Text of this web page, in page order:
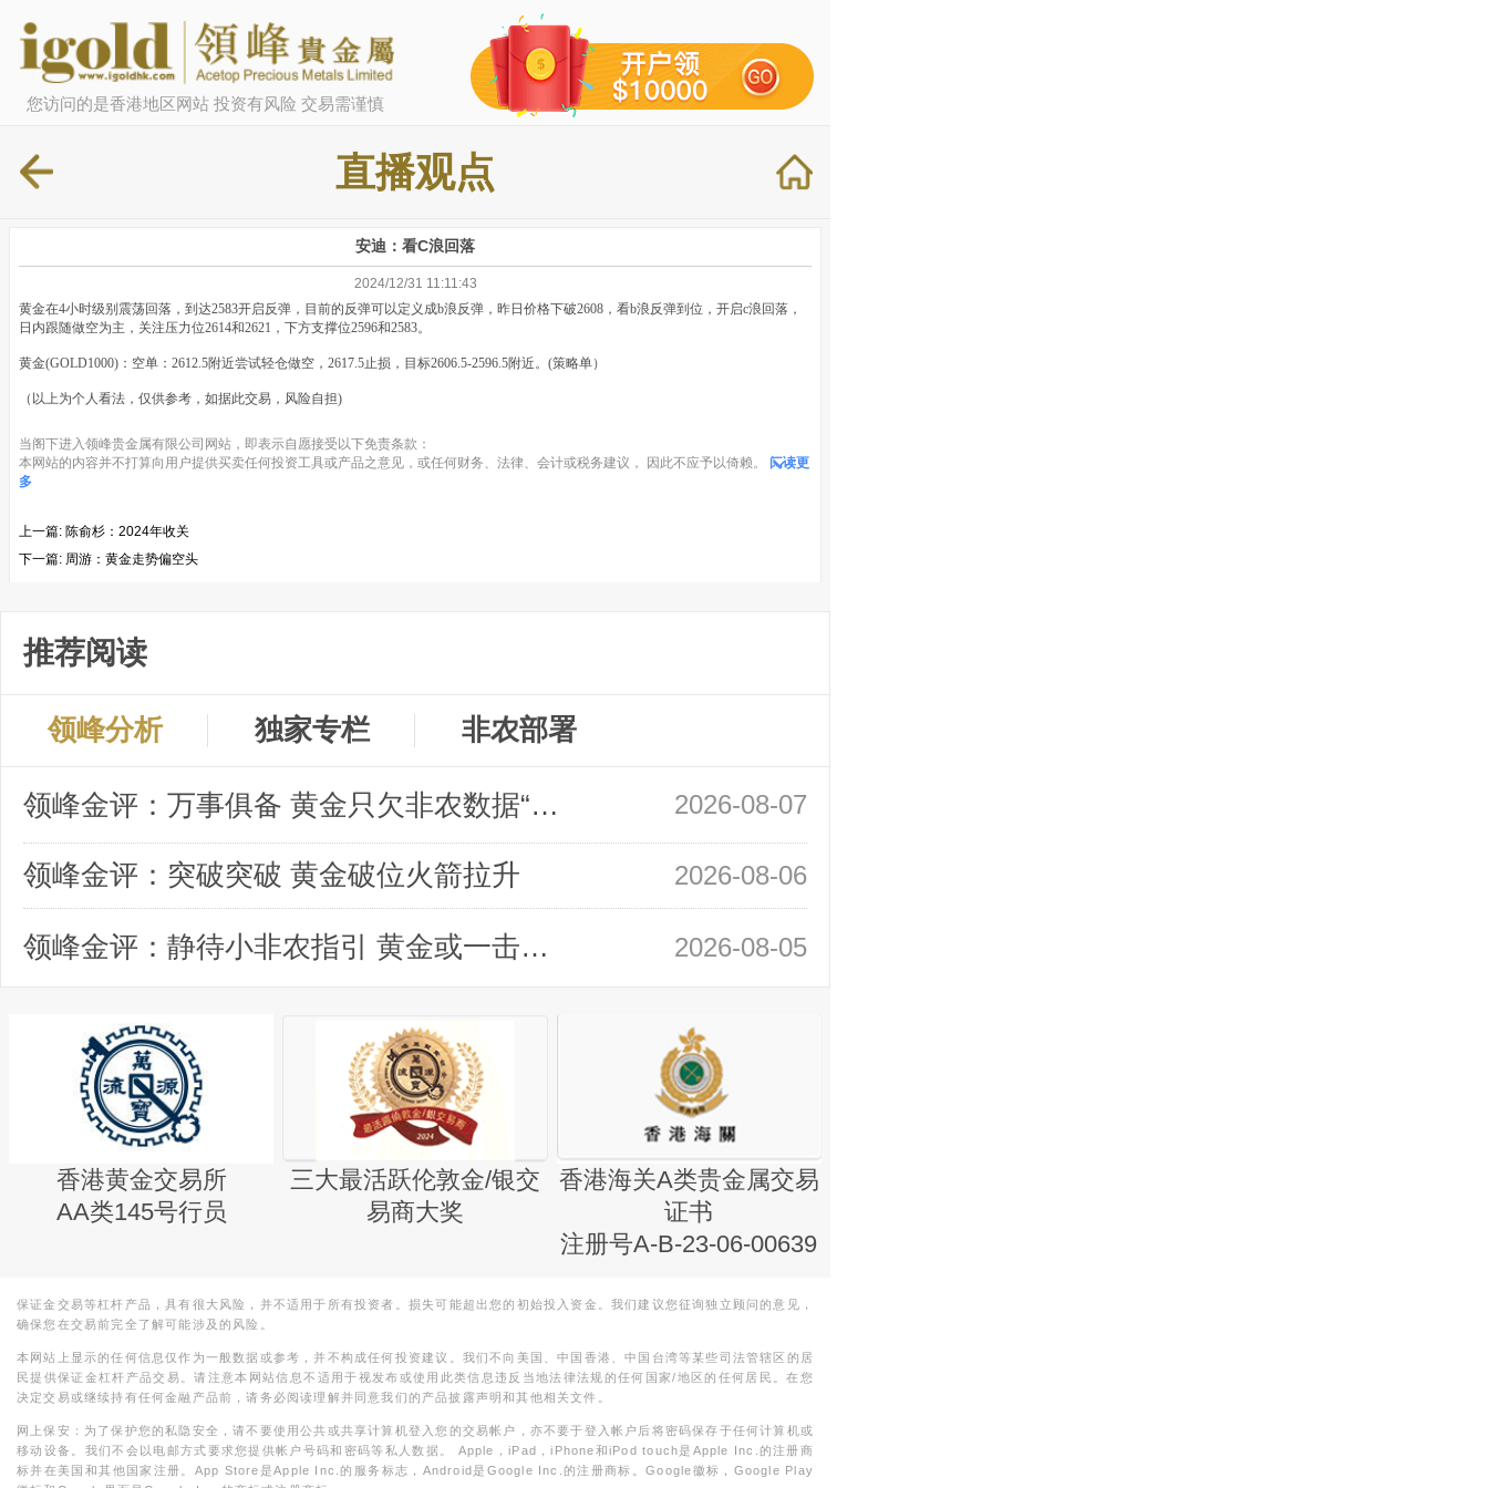
您访问的是香港地区网站 投资有风险 交易需谨慎
直播观点
安迪：看C浪回落
2024/12/31 11:11:43
黄金在4小时级别震荡回落，到达2583开启反弹，目前的反弹可以定义成b浪反弹，昨日价格下破2608，看b浪反弹到位，开启c浪回落，
日内跟随做空为主，关注压力位2614和2621，下方支撑位2596和2583。
黄金(GOLD1000)：空单：2612.5附近尝试轻仓做空，2617.5止损，目标2606.5-2596.5附近。(策略单）
（以上为个人看法，仅供参考，如据此交易，风险自担)
当阁下进入领峰贵金属有限公司网站，即表示自愿接受以下免责条款：
本网站的内容并不打算向用户提供买卖任何投资工具或产品之意见，或任何财务、法律、会计或税务建议， 因此不应予以倚赖。
阅读更
多
上一篇: 陈俞杉：2024年收关
下一篇: 周游：黄金走势偏空头
推荐阅读
领峰分析 独家专栏 非农部署
领峰金评：万事俱备 黄金只欠非农数据“东风” 2026-08-07
领峰金评：突破突破 黄金破位火箭拉升 2026-08-06
领峰金评：静待小非农指引 黄金或一击破局 2026-08-05
香港黄金交易所
AA类145号行员
三大最活跃伦敦金/银交
易商大奖
香港海关A类贵金属交易
证书
注册号A-B-23-06-00639
保证金交易等杠杆产品，具有很大风险，并不适用于所有投资者。损失可能超出您的初始投入资金。我们建议您征询独立顾问的意见，
确保您在交易前完全了解可能涉及的风险。
本网站上显示的任何信息仅作为一般数据或参考，并不构成任何投资建议。我们不向美国、中国香港、中国台湾等某些司法管辖区的居
民提供保证金杠杆产品交易。请注意本网站信息不适用于视发布或使用此类信息违反当地法律法规的任何国家/地区的任何居民。在您
决定交易或继续持有任何金融产品前，请务必阅读理解并同意我们的产品披露声明和其他相关文件。
网上保安：为了保护您的私隐安全，请不要使用公共或共享计算机登入您的交易帐户，亦不要于登入帐户后将密码保存于任何计算机或
移动设备。我们不会以电邮方式要求您提供帐户号码和密码等私人数据。 Apple，iPad，iPhone和iPod touch是Apple Inc.的注册商
标并在美国和其他国家注册。App Store是Apple Inc.的服务标志，Android是Google Inc.的注册商标。Google徽标，Google Play